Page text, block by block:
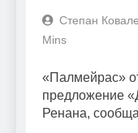
Степан
Mins
«Палмейрас»
предложение
Ренана,